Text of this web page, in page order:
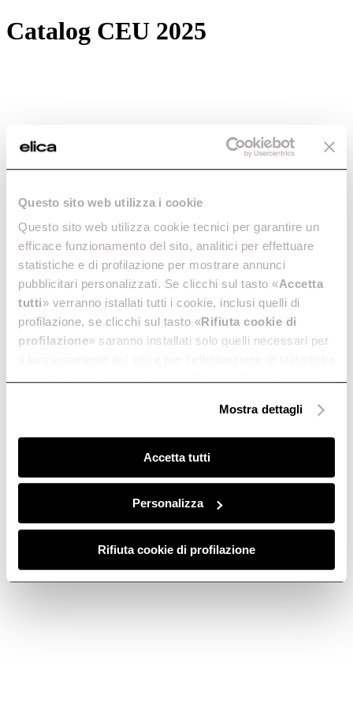
Questo sito web utilizza i cookie
Questo sito web utilizza cookie tecnici per garantire un
efficace funzionamento del sito, analitici per effettuare
statistiche e di profilazione per mostrare annunci
pubblicitari personalizzati. Se clicchi sul tasto «Accetta
tutti» verranno istallati tutti i cookie, inclusi quelli di
profilazione, se clicchi sul tasto «Rifiuta cookie di
profilazione» saranno installati solo quelli necessari per
Clicca quiper visualizzare la cookie policy.
Mostra dettagli
Accetta tutti
Personalizza
Rifiuta cookie di profilazione
Catalog CEU 2025